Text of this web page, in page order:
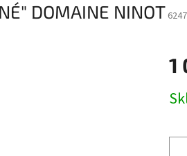
DOMAINE NINOT 6247
1